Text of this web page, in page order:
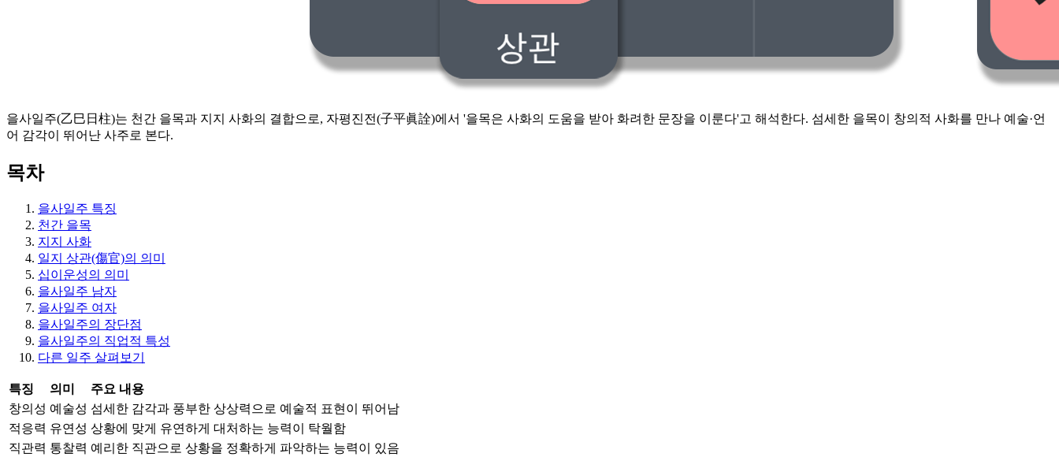
을사일주(乙巳日柱)는 천간 을목과 지지 사화의 결합으로, 자평진전(子平眞詮)에서 '을목은 사화의 도움을 받아 화려한 문장을 이룬다'고 해석한다. 섬세한 을목이 창의적 사화를 만나 예술·언
어 감각이 뛰어난 사주로 본다.
목차
을사일주 특징
천간 을목
지지 사화
일지 상관(傷官)의 의미
십이운성의 의미
을사일주 남자
을사일주 여자
을사일주의 장단점
을사일주의 직업적 특성
다른 일주 살펴보기
특징 의미
주요 내용
창의성 예술성 섬세한 감각과 풍부한 상상력으로 예술적 표현이 뛰어남
적응력 유연성 상황에 맞게 유연하게 대처하는 능력이 탁월함
직관력 통찰력 예리한 직관으로 상황을 정확하게 파악하는 능력이 있음